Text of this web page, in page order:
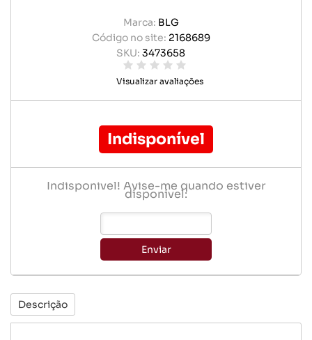
Marca: BLG
Código no site: 2168689
SKU: 3473658
Visualizar avaliações
Indisponível
Indisponível! Avise-me quando estiver
disponível:
Enviar
Descrição